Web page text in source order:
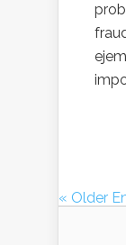
« Older